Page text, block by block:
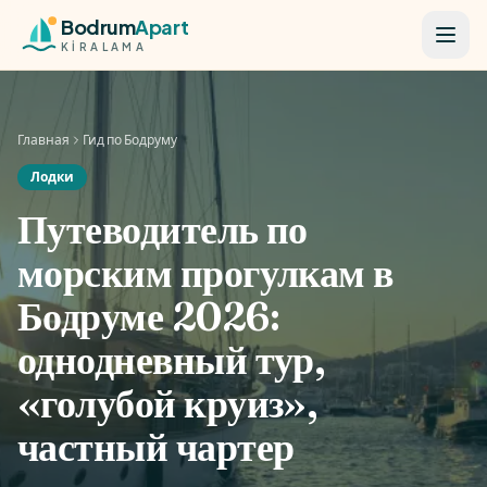
Skip to content
BodrumApart
KİRALAMA
Главная Гид по Бодруму
Лодки
Путеводитель по
морским прогулкам в
Бодруме 2026:
однодневный тур,
«голубой круиз»,
частный чартер